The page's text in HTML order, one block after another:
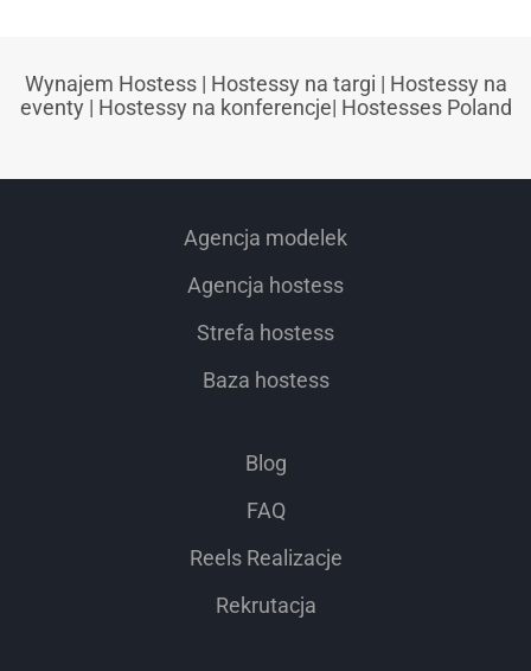
Wynajem Hostess| Hostessy na targi | Hostessy na
eventy | Hostessy na konferencje| Hostesses Poland
Agencja modelek
Agencja hostess
Strefa hostess
Baza hostess
Blog
FAQ
Reels Realizacje
Rekrutacja